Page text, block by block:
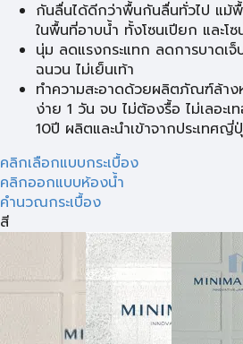
กันลื่นได้ดีกว่าพื้นกันลื่นทั่วไป แม้พื้
ในพื้นที่อาบน้ำ ทั้งโซนเปียก และโ
นุ่ม ลดแรงกระแทก ลดการบาดเ
ฉนวน ไม่เย็นเท้า
ทำความสะอาดด้วยผลิตภัณฑ์ล้า
ง่าย 1 วัน จบ ไม่ต้องรื้อ ไม่เลอะเ
10ปี ผลิตและนำเข้าจากประเทศญี่
คลิกเลือกแบบกระเบื้อง
คลิกออกแบบห้องน้ำ
คำนวณกระเบื้อง
สี